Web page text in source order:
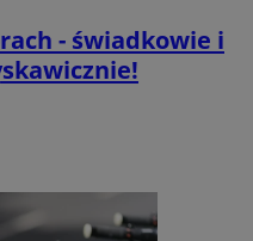
- świadkowie i